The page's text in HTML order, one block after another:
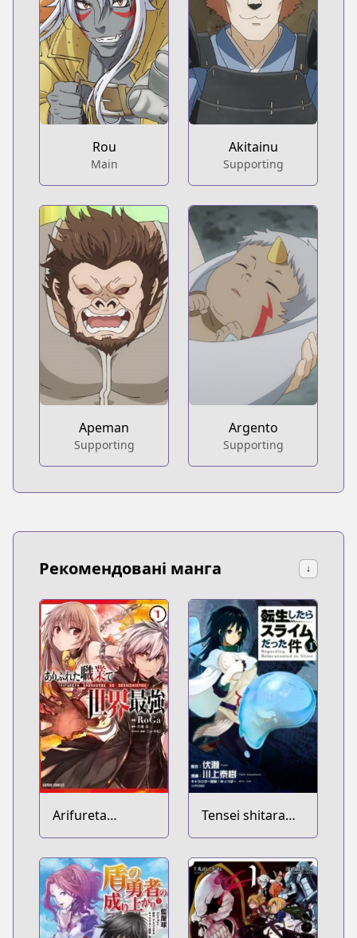
Rou
Main
Akitainu
Supporting
Apeman
Supporting
Argento
Supporting
Рекомендовані манга ↓
Arifureta
Shokugyou de
Sekai Saikyou
Tensei shitara
Slime Datta Ken